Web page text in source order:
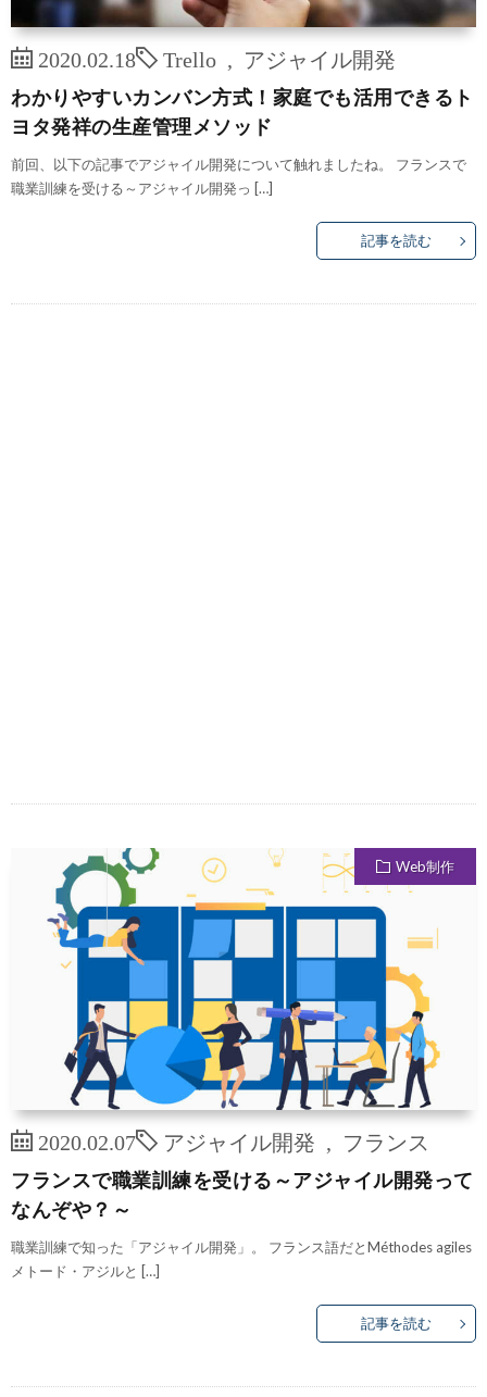
2020.02.18 Trello アジャイル開発
わかりやすいカンバン方式！家庭でも活用できるト
ヨタ発祥の生産管理メソッド
前回、以下の記事でアジャイル開発について触れましたね。 フランスで
職業訓練を受ける～アジャイル開発っ […]
記事を読む
Web制作
2020.02.07 アジャイル開発 フランス
フランスで職業訓練を受ける～アジャイル開発って
なんぞや？～
職業訓練で知った「アジャイル開発」。 フランス語だとMéthodes agiles
メトード・アジルと […]
記事を読む